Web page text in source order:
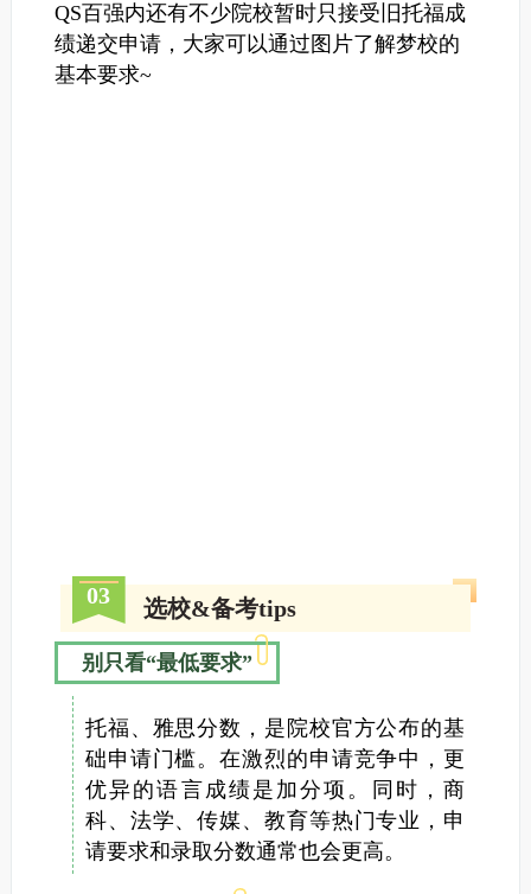
QS百强内还有不少院校暂时只接受旧托福成
绩递交申请，大家可以通过图片了解梦校的
基本要求~
03 选校&备考tips
别只看“最低要求”
托福、雅思分数，是院校官方公布的基
础申请门槛。在激烈的申请竞争中，更
优异的语言成绩是加分项。同时，商
科、法学、传媒、教育等热门专业，申
请要求和录取分数通常也会更高。